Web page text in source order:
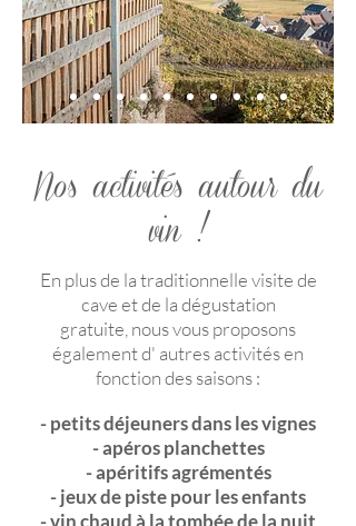
Nos activités autour du
vin !
En plus de la traditionnelle visite de
cave et de la dégustation
gratuite nous vous proposons
également d' autres activités en
fonction des saisons :
- petits déjeuners dans les vignes
- apéros planchettes
- apéritifs agrémentés
- jeux de piste pour les enfants
- vin chaud à la tombée de la nuit